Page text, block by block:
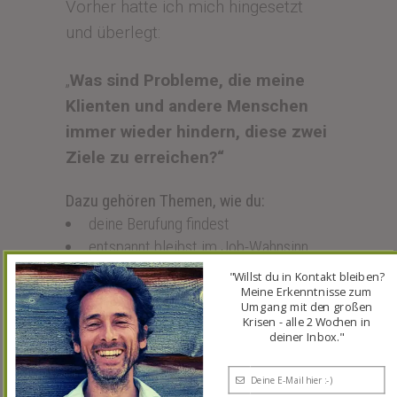
Vorher hatte ich mich hingesetzt
und überlegt:
„Was sind Probleme, die meine
Klienten und andere Menschen
immer wieder hindern, diese zwei
Ziele zu erreichen?“
Dazu gehören Themen, wie du:
deine Berufung findest
entspannt bleibst im Job-Wahnsinn
Meditation zu einem Teil von deinem
Leben machst
wieder ein ganzheitlich gutes Leben
lebst
glücklich wirst bei Organisationen wie
UNO & Co.
"Willst du in Kontakt bleiben?
Meine Erkenntnisse zum
Umgang mit den großen
Krisen - alle 2 Wochen in
deiner Inbox."